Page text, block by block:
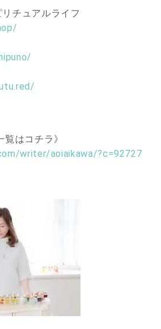
チュアルライフ
覧はコチラ》
writer/aoiaikawa/?c=92727